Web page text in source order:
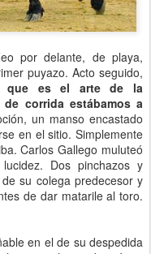
por delante, de playa,
puyazo. Acto seguido,
que es el arte de la
corrida estábamos a
un manso encastado
en el sitio. Simplemente
Carlos Gallego muluteó
Dos pinchazos y
su colega predecesor y
de dar matarile al toro.
en el de su despedida